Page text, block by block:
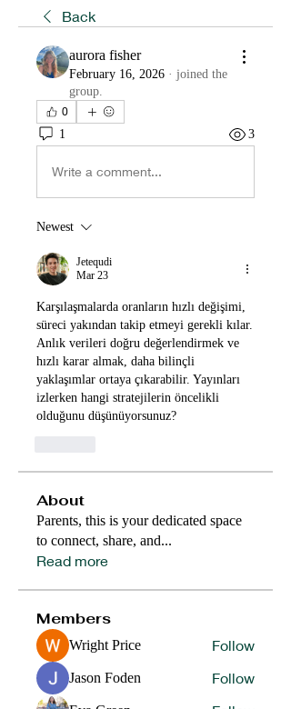
Back
aurora fisher
February 16, 2026 · joined the
group.
0
1
3
Write a comment...
Newest
Jetequdi
Mar 23
Karşılaşmalarda oranların hızlı değişimi,
süreci yakından takip etmeyi gerekli kılar.
Anlık verileri doğru değerlendirmek ve
hızlı karar almak, daha bilinçli
yaklaşımlar ortaya çıkarabilir. Yayınları
izlerken hangi stratejilerin öncelikli
olduğunu düşünüyorsunuz?
About
Parents, this is your dedicated space
to connect, share, and...
Read more
Members
Wright Price Follow
Jason Foden Follow